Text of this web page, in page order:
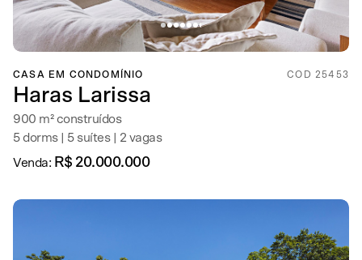
CASA EM CONDOMÍNIO COD 25453
Haras Larissa
900 m² construídos
5 dorms | 5 suítes | 2 vagas
Venda: R$ 20.000.000